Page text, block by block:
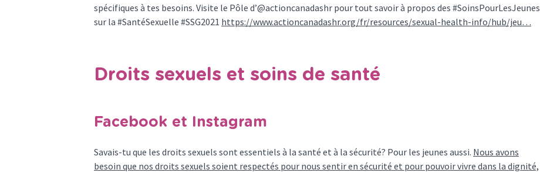
spécifiques à tes besoins. Visite le Pôle d’@actioncanadashr pour tout savoir à propos des #SoinsPourLesJeunes
sur la #SantéSexuelle #SSG2021 https://www.actioncanadashr.org/fr/resources/sexual-health-info/hub/jeu…
Droits sexuels et soins de santé
Facebook et Instagram
Savais-tu que les droits sexuels sont essentiels à la santé et à la sécurité? Pour les jeunes aussi. Nous avons
besoin que nos droits sexuels soient respectés pour nous sentir en sécurité et pour pouvoir vivre dans la dignité,